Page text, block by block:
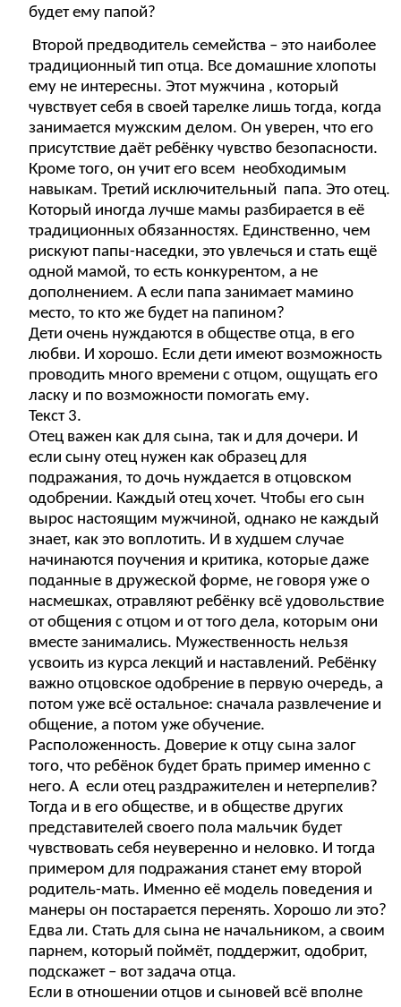
будет ему папой?
Второй предводитель семейства – это наиболее
традиционный тип отца. Все домашние хлопоты
ему не интересны. Этот мужчина , который
чувствует себя в своей тарелке лишь тогда, когда
занимается мужским делом. Он уверен, что его
присутствие даёт ребёнку чувство безопасности.
Кроме того, он учит его всем необходимым
навыкам. Третий исключительный папа. Это отец.
Который иногда лучше мамы разбирается в её
традиционных обязанностях. Единственно, чем
рискуют папы-наседки, это увлечься и стать ещё
одной мамой, то есть конкурентом, а не
дополнением. А если папа занимает мамино
место, то кто же будет на папином?
Дети очень нуждаются в обществе отца, в его
любви. И хорошо. Если дети имеют возможность
проводить много времени с отцом, ощущать его
ласку и по возможности помогать ему.
Текст 3.
Отец важен как для сына, так и для дочери. И
если сыну отец нужен как образец для
подражания, то дочь нуждается в отцовском
одобрении. Каждый отец хочет. Чтобы его сын
вырос настоящим мужчиной, однако не каждый
знает, как это воплотить. И в худшем случае
начинаются поучения и критика, которые даже
поданные в дружеской форме, не говоря уже о
насмешках, отравляют ребёнку всё удовольствие
от общения с отцом и от того дела, которым они
вместе занимались. Мужественность нельзя
усвоить из курса лекций и наставлений. Ребёнку
важно отцовское одобрение в первую очередь, а
потом уже всё остальное: сначала развлечение и
общение, а потом уже обучение.
Расположенность. Доверие к отцу сына залог
того, что ребёнок будет брать пример именно с
него. А если отец раздражителен и нетерпелив?
Тогда и в его обществе, и в обществе других
представителей своего пола мальчик будет
чувствовать себя неуверенно и неловко. И тогда
примером для подражания станет ему второй
родитель-мать. Именно её модель поведения и
манеры он постарается перенять. Хорошо ли это?
Едва ли. Стать для сына не начальником, а своим
парнем, который поймёт, поддержит, одобрит,
подскажет – вот задача отца.
Если в отношении отцов и сыновей всё вполне